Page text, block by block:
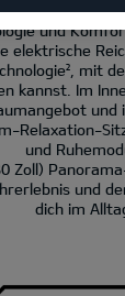
entwickelt,
und
elektrische
mit
kannst. Im
Relaxation-
und
Zoll)
und
dich im